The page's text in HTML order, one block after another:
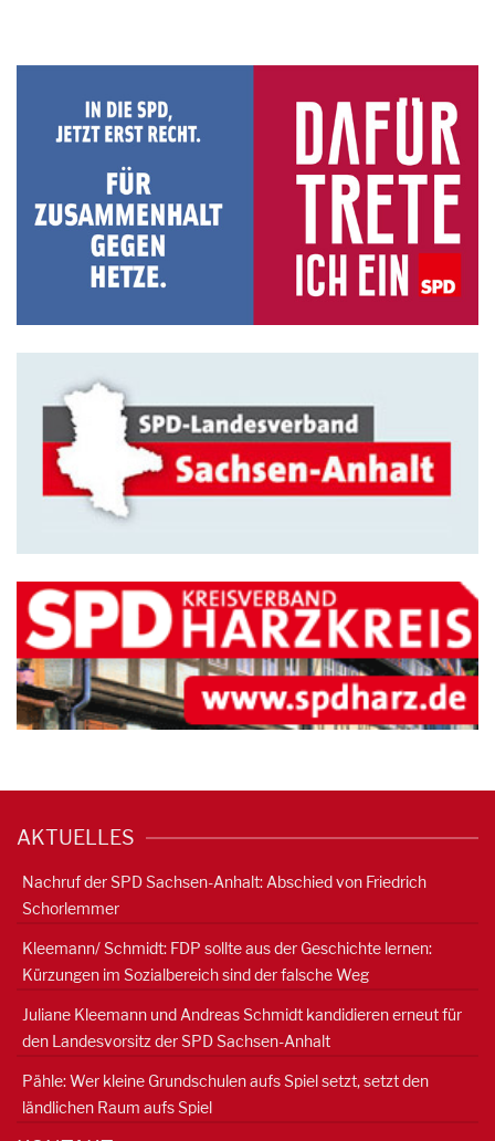
AKTUELLES
Nachruf der SPD Sachsen-Anhalt: Abschied von Friedrich
Schorlemmer
Kleemann/ Schmidt: FDP sollte aus der Geschichte lernen:
Kürzungen im Sozialbereich sind der falsche Weg
Juliane Kleemann und Andreas Schmidt kandidieren erneut für
den Landesvorsitz der SPD Sachsen-Anhalt
Pähle: Wer kleine Grundschulen aufs Spiel setzt, setzt den
ländlichen Raum aufs Spiel